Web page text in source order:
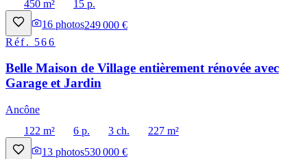
450 m²
15 p.
16 photos249 000 €
Réf. 566
Belle Maison de Village entièrement rénovée avec
Garage et Jardin
Ancône
122 m²
6 p. 3 ch.
227 m²
13 photos530 000 €